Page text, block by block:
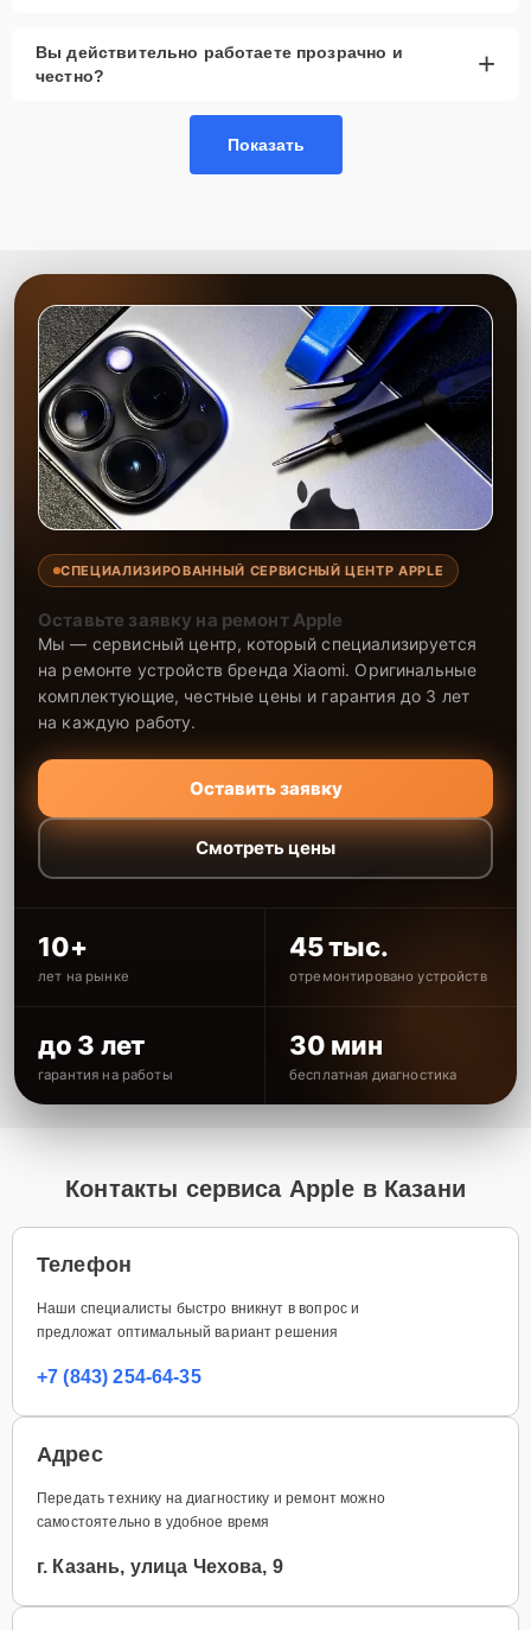
Вы действительно работаете прозрачно и
честно?
+
Показать
СПЕЦИАЛИЗИРОВАННЫЙ СЕРВИСНЫЙ ЦЕНТР APPLE
Оставьте заявку на ремонт Apple
Мы — сервисный центр, который специализируется
на ремонте устройств бренда Xiaomi. Оригинальные
комплектующие, честные цены и гарантия до 3 лет
на каждую работу.
Оставить заявку
Смотреть цены
10+
лет на рынке
45 тыс.
отремонтировано устройств
до 3 лет
гарантия на работы
30 мин
бесплатная диагностика
Контакты сервиса Apple в Казани
Телефон
Наши специалисты быстро вникнут в вопрос и
предложат оптимальный вариант решения
+7 (843) 254-64-35
Адрес
Передать технику на диагностику и ремонт можно
самостоятельно в удобное время
г. Казань, улица Чехова, 9